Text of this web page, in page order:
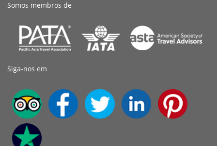
Somos membros de
Siga-nos em